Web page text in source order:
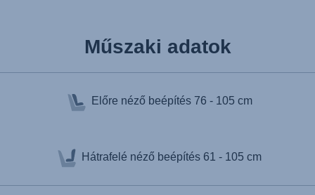
Műszaki adatok
Előre néző beépítés 76 - 105 cm
Hátrafelé néző beépítés 61 - 105 cm